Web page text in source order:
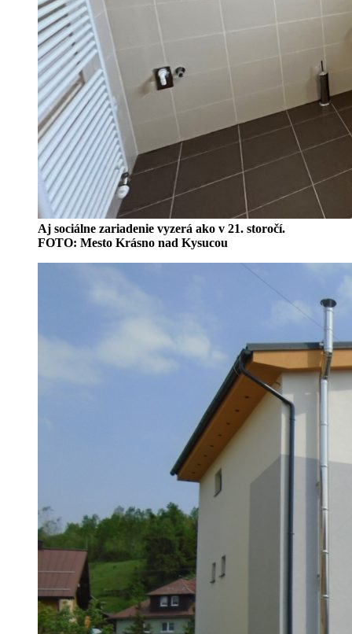
Aj sociálne zariadenie vyzerá ako v 21. storočí.
FOTO: Mesto Krásno nad Kysucou